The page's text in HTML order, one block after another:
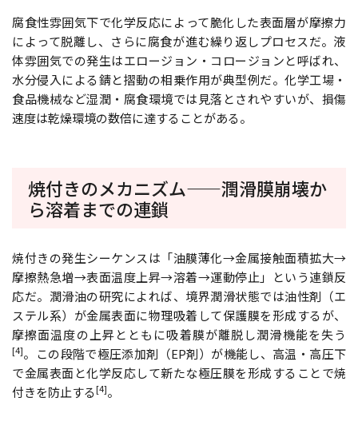
腐食性雰囲気下で化学反応によって脆化した表面層が摩擦力
によって脱離し、さらに腐食が進む繰り返しプロセスだ。液
体雰囲気での発生はエロージョン・コロージョンと呼ばれ、
水分侵入による錆と摺動の相乗作用が典型例だ。化学工場・
食品機械など湿潤・腐食環境では見落とされやすいが、損傷
速度は乾燥環境の数倍に達することがある。
焼付きのメカニズム——潤滑膜崩壊か
ら溶着までの連鎖
焼付きの発生シーケンスは「油膜薄化→金属接触面積拡大→
摩擦熱急増→表面温度上昇→溶着→運動停止」という連鎖反
応だ。潤滑油の研究によれば、境界潤滑状態では油性剤（エ
ステル系）が金属表面に物理吸着して保護膜を形成するが、
摩擦面温度の上昇とともに吸着膜が離脱し潤滑機能を失う
[4]。この段階で極圧添加剤（EP剤）が機能し、高温・高圧下
で金属表面と化学反応して新たな極圧膜を形成することで焼
付きを防止する[4]。